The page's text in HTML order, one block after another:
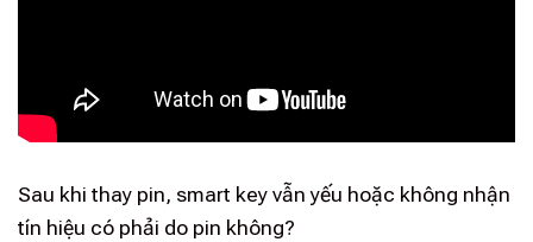
Sau khi thay pin, smart key vẫn yếu hoặc không nhận
tín hiệu có phải do pin không?